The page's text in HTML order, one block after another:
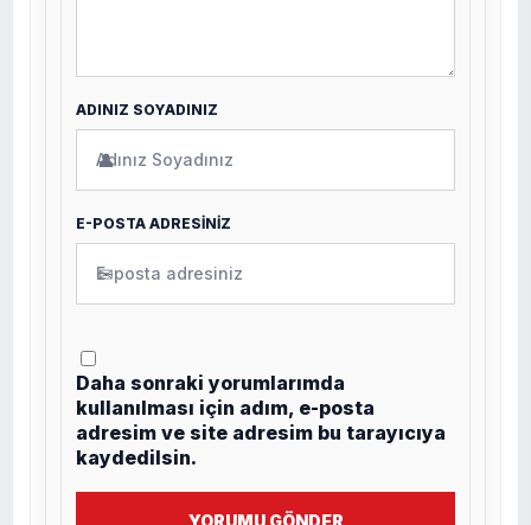
ADINIZ SOYADINIZ
👤
E-POSTA ADRESİNİZ
✉
Daha sonraki yorumlarımda
kullanılması için adım, e-posta
adresim ve site adresim bu tarayıcıya
kaydedilsin.